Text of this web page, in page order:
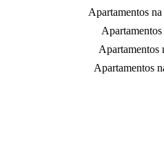
Apartamentos
Apartamentos
Apartamentos